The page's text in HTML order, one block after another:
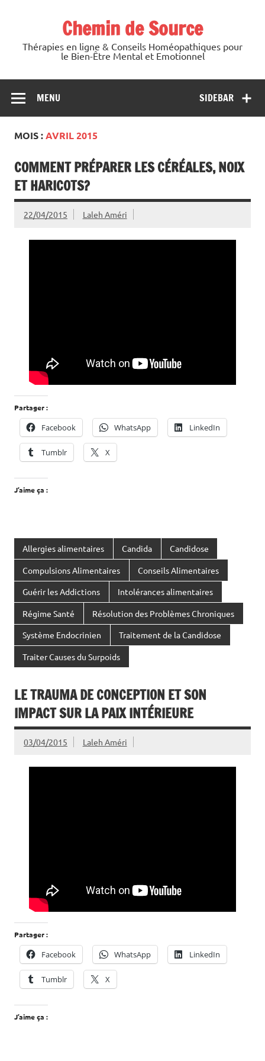
Chemin de Source
Thérapies en ligne & Conseils Homéopathiques pour
le Bien-Être Mental et Emotionnel
SIDEBAR
MENU
MOIS :AVRIL 2015
COMMENT PRÉPARER LES CÉRÉALES, NOIX
ET HARICOTS?
22/04/2015 Laleh Améri
Partager :
Facebook WhatsApp LinkedIn
Tumblr X
J’aime ça :
Allergies alimentaires Candida Candidose
Compulsions Alimentaires Conseils Alimentaires
Guérir les Addictions Intolérances alimentaires
Régime Santé Résolution des Problèmes Chroniques
Système Endocrinien Traitement de la Candidose
Traiter Causes du Surpoids
LE TRAUMA DE CONCEPTION ET SON
IMPACT SUR LA PAIX INTÉRIEURE
03/04/2015 Laleh Améri
Partager :
Facebook WhatsApp LinkedIn
Tumblr X
J’aime ça :